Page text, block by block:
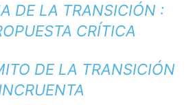
DE LA TRANSICIÓN :
CRÍTICA
DE LA TRANSICIÓN